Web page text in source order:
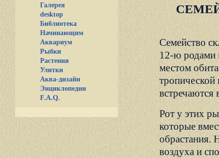
Галерея
desktop
Библиотека
Начинающим
Аквариум
Рыбки
Растения
Улитки
Аква-дизайн
Энциклопедии
F.A.Q.
Семейство
12-ю родами
местом
встречаются
Рот у этих
которые
обрастания.
воздуха и